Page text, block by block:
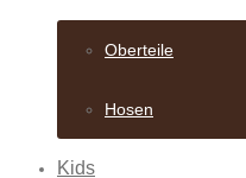
Oberteile
Hosen
Kids